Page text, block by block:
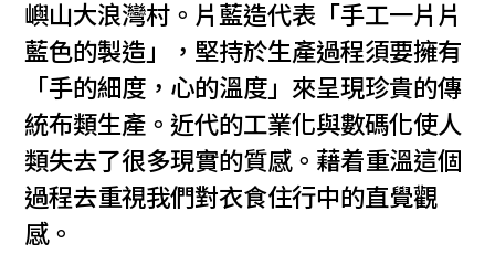
嶼山大浪灣村。片藍造代表「手工一片片
藍色的製造」，堅持於生產過程須要擁有
「手的細度，心的溫度」來呈現珍貴的傳
統布類生產。近代的工業化與數碼化使人
類失去了很多現實的質感。藉着重溫這個
過程去重視我們對衣食住行中的直覺觀
感。